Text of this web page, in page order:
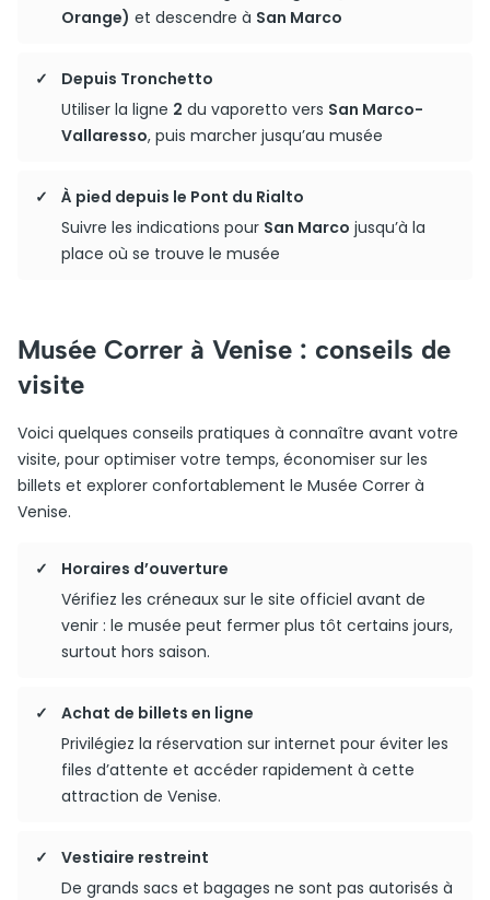
Orange) et descendre à San Marco
Depuis Tronchetto
Utiliser la ligne 2 du vaporetto vers San Marco-
Vallaresso, puis marcher jusqu’au musée
À pied depuis le Pont du Rialto
Suivre les indications pour San Marco jusqu’à la
place où se trouve le musée
Musée Correr à Venise : conseils de
visite
Voici quelques conseils pratiques à connaître avant votre
visite, pour optimiser votre temps, économiser sur les
billets et explorer confortablement le Musée Correr à
Venise.
Horaires d’ouverture
Vérifiez les créneaux sur le site officiel avant de
venir : le musée peut fermer plus tôt certains jours,
surtout hors saison.
Achat de billets en ligne
Privilégiez la réservation sur internet pour éviter les
files d’attente et accéder rapidement à cette
attraction de Venise.
Vestiaire restreint
De grands sacs et bagages ne sont pas autorisés à